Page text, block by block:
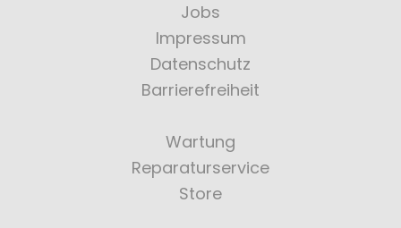
Jobs
Impressum
Datenschutz
Barrierefreiheit
Wartung
Reparaturservice
Store